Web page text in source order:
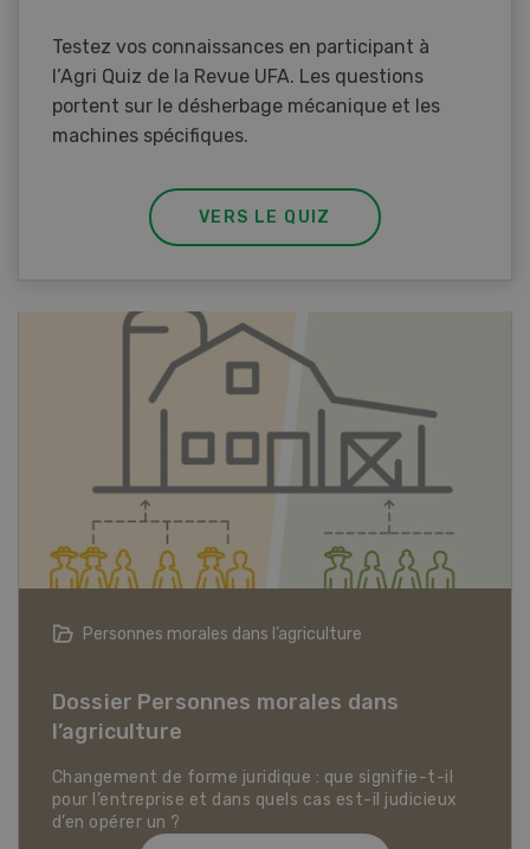
Testez vos connaissances en participant à
l’Agri Quiz de la Revue UFA. Les questions
portent sur le désherbage mécanique et les
machines spécifiques.
VERS LE QUIZ
Articles biologiques
Dossier Articles biologiques